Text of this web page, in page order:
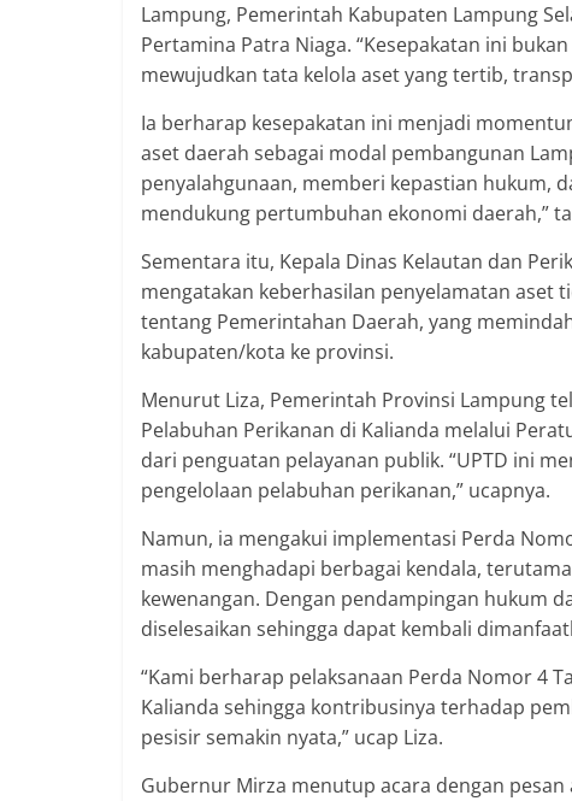
Lampung, Pemerintah Kabupaten Lampung
Pertamina Patra Niaga. “Kesepakatan ini
mewujudkan tata kelola aset yang tertib,
Ia berharap kesepakatan ini menjadi
aset daerah sebagai modal pembangunan
penyalahgunaan, memberi kepastian hukum,
mendukung pertumbuhan ekonomi daerah,”
Sementara itu, Kepala Dinas Kelautan dan
mengatakan keberhasilan penyelamatan aset
tentang Pemerintahan Daerah, yang
kabupaten/kota ke provinsi.
Menurut Liza, Pemerintah Provinsi Lampung
Pelabuhan Perikanan di Kalianda melalui
dari penguatan pelayanan publik. “UPTD ini
pengelolaan pelabuhan perikanan,” ucapnya.
Namun, ia mengakui implementasi Perda
masih menghadapi berbagai kendala,
kewenangan. Dengan pendampingan hukum
diselesaikan sehingga dapat kembali
“Kami berharap pelaksanaan Perda Nomor 4
Kalianda sehingga kontribusinya terhadap
pesisir semakin nyata,” ucap Liza.
Gubernur Mirza menutup acara dengan